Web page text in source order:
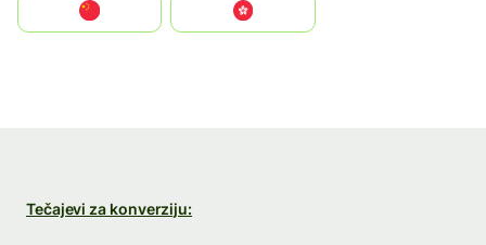
中國香港特別行政區
Tečajevi za konverziju: